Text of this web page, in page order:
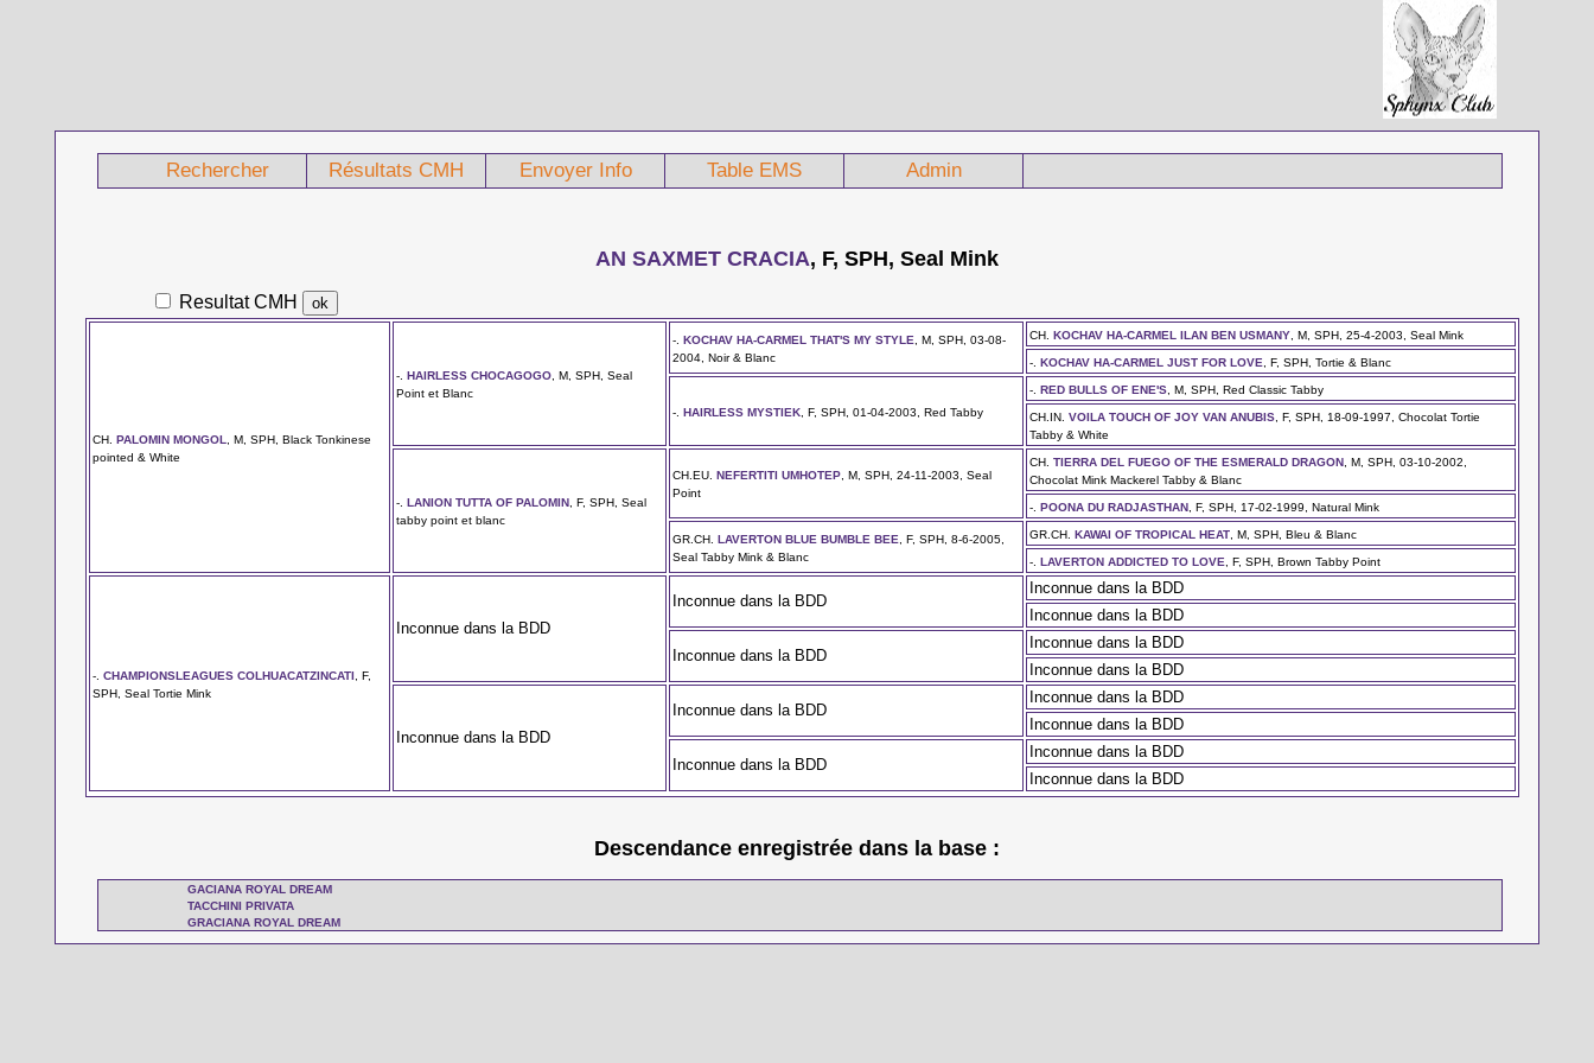
Rechercher Résultats CMH Envoyer Info Table EMS Admin
AN SAXMET CRACIA, F, SPH, Seal Mink
Resultat CMH
CH.PALOMIN MONGOL
, M, SPH, Black Tonkinese
pointed & White
-.HAIRLESS CHOCAGOGO , M, SPH, Seal
Point et Blanc
-.KOCHAV HA-CARMEL THAT'S MY STYLE
, M, SPH, 03-08-
2004, Noir & Blanc
CH.KOCHAV HA-CARMEL ILAN BEN USMANY , M, SPH, 25-4-2003, Seal Mink
-.KOCHAV HA-CARMEL JUST FOR LOVE , F, SPH, Tortie & Blanc
-.HAIRLESS MYSTIEK , F, SPH, 01-04-2003, Red Tabby
-.RED BULLS OF ENE'S , M, SPH, Red Classic Tabby
CH.IN.VOILA TOUCH OF JOY VAN ANUBIS , F, SPH, 18-09-1997, Chocolat Tortie
Tabby & White
-.LANION TUTTA OF PALOMIN , F, SPH, Seal
tabby point et blanc
CH.EU.NEFERTITI UMHOTEP , M, SPH, 24-11-2003, Seal
Point
CH.TIERRA DEL FUEGO OF THE ESMERALD DRAGON , M, SPH, 03-10-2002,
Chocolat Mink Mackerel Tabby & Blanc
-.POONA DU RADJASTHAN , F, SPH, 17-02-1999, Natural Mink
GR.CH.LAVERTON BLUE BUMBLE BEE
, F, SPH, 8-6-2005,
Seal Tabby Mink & Blanc
GR.CH.KAWAI OF TROPICAL HEAT , M, SPH, Bleu & Blanc
-.LAVERTON ADDICTED TO LOVE , F, SPH, Brown Tabby Point
-.CHAMPIONSLEAGUES COLHUACATZINCATI
, F,
SPH, Seal Tortie Mink
Inconnue dans la BDD
Inconnue dans la BDD
Inconnue dans la BDD
Inconnue dans la BDD
Inconnue dans la BDD
Inconnue dans la BDD
Inconnue dans la BDD
Inconnue dans la BDD
Inconnue dans la BDD
Inconnue dans la BDD
Inconnue dans la BDD
Inconnue dans la BDD
Inconnue dans la BDD
Inconnue dans la BDD
Descendance enregistrée dans la base :
GACIANA ROYAL DREAM
TACCHINI PRIVATA
GRACIANA ROYAL DREAM